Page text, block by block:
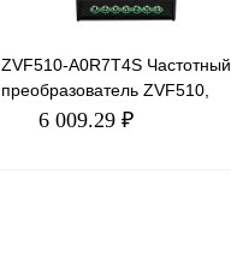
ZVF510-A0R7T4S Частотный
преобразователь ZVF510,
380В, 0,75кВт, 2,1А
6 009.29 ₽